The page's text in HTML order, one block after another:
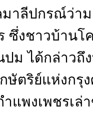
าลีปกรณ์ว่า
ซึ่งชาวบ้าน
ม ได้กล่าวถึ
ษัตริย์แห่งกรุ
ำแพงเพชรเ